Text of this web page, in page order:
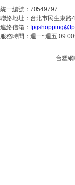
統一編號：70549797
聯絡地址：台北市民生東路
連絡信箱：
服務時間：週一~週五
台塑